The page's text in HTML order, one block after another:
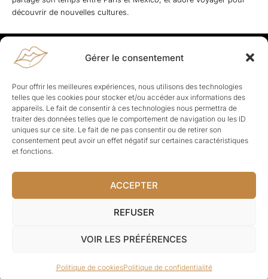
Gérer le consentement
Pour offrir les meilleures expériences, nous utilisons des technologies
telles que les cookies pour stocker et/ou accéder aux informations des
appareils. Le fait de consentir à ces technologies nous permettra de
traiter des données telles que le comportement de navigation ou les ID
uniques sur ce site. Le fait de ne pas consentir ou de retirer son
consentement peut avoir un effet négatif sur certaines caractéristiques
et fonctions.
ACCEPTER
REFUSER
VOIR LES PRÉFÉRENCES
Politique de cookiesPolitique de confidentialité
découvrir de nouvelles cultures.
Rapporteuses
À propos de Rapporteuses :Rapporteuses, c’est l’histoire de
Parisiennes, bien dans leurs baskets qui aiment rapporter ce qui leur
cause, leur apporte et leur rapporte !
Les Topics
Société Politique Business Culture
Sport
Lifestyle
–CGV–À-propos–Contact